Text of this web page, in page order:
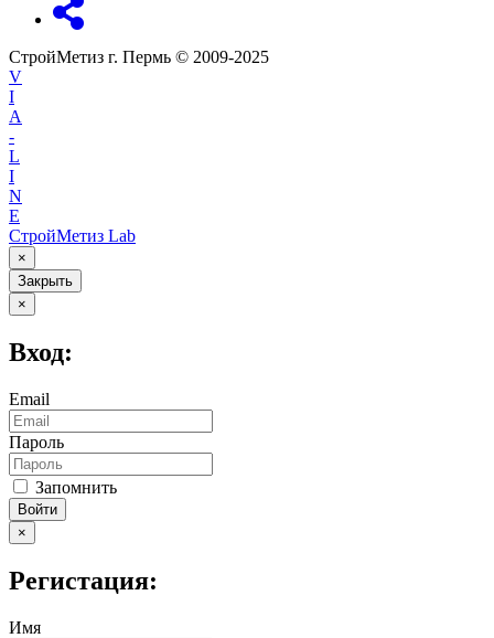
СтройМетиз г. Пермь © 2009-2025
V
I
A
-
L
I
N
E
СтройМетиз Lab
×
Закрыть
×
Вход:
Email
Пароль
Запомнить
Войти
×
Регистация:
Имя